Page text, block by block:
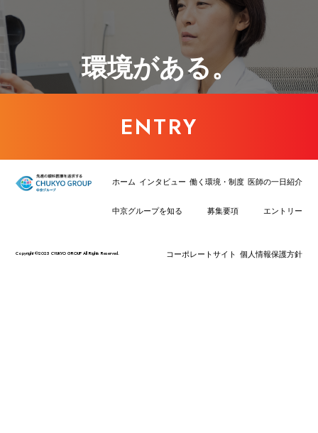
環境がある。
ENTRY
ホーム インタビュー 働く環境・制度 医師の一日紹介
中京グループを知る 募集要項 エントリー
コーポレートサイト 個人情報保護方針
Copyright ©2025 CYUKYO GROUP All Rights Reserved.